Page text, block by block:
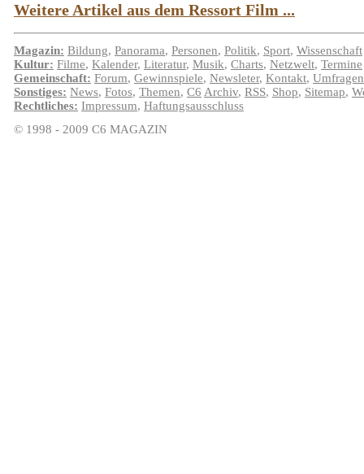
Weitere Artikel aus dem Ressort Film ...
Magazin: Bildung, Panorama, Personen, Politik, Sport, Wissenschaft
Kultur: Filme, Kalender, Literatur, Musik, Charts, Netzwelt, Termine
Gemeinschaft: Forum, Gewinnspiele, Newsleter, Kontakt, Umfragen
Sonstiges: News, Fotos, Themen, C6 Archiv, RSS, Shop, Sitemap,
Rechtliches: Impressum, Haftungsausschluss
© 1998 - 2009 C6 MAGAZIN